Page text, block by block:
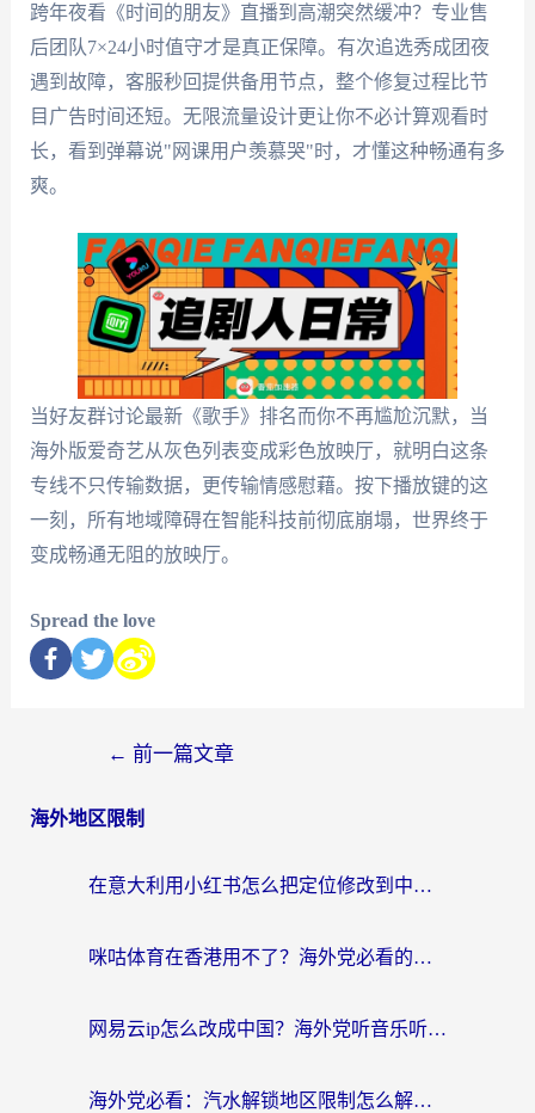
跨年夜看《时间的朋友》直播到高潮突然缓冲？专业售
后团队7×24小时值守才是真正保障。有次追选秀成团夜
遇到故障，客服秒回提供备用节点，整个修复过程比节
目广告时间还短。无限流量设计更让你不必计算观看时
长，看到弹幕说"网课用户羡慕哭"时，才懂这种畅通有多
爽。
当好友群讨论最新《歌手》排名而你不再尴尬沉默，当
海外版爱奇艺从灰色列表变成彩色放映厅，就明白这条
专线不只传输数据，更传输情感慰藉。按下播放键的这
一刻，所有地域障碍在智能科技前彻底崩塌，世界终于
变成畅通无阻的放映厅。
Spread the love
← 前一篇文章
海外地区限制
在意大利用小红书怎么把定位修改到中国国内？3个实用技巧+1个靠谱工具帮你搞定
咪咕体育在香港用不了？海外党必看的回国加速器选择指南（附3个真实场景解决方案）
网易云ip怎么改成中国？海外党听音乐听书的无痛解决方案
海外党必看：汽水解锁地区限制怎么解除？3招解决国内影音&生活服务难题